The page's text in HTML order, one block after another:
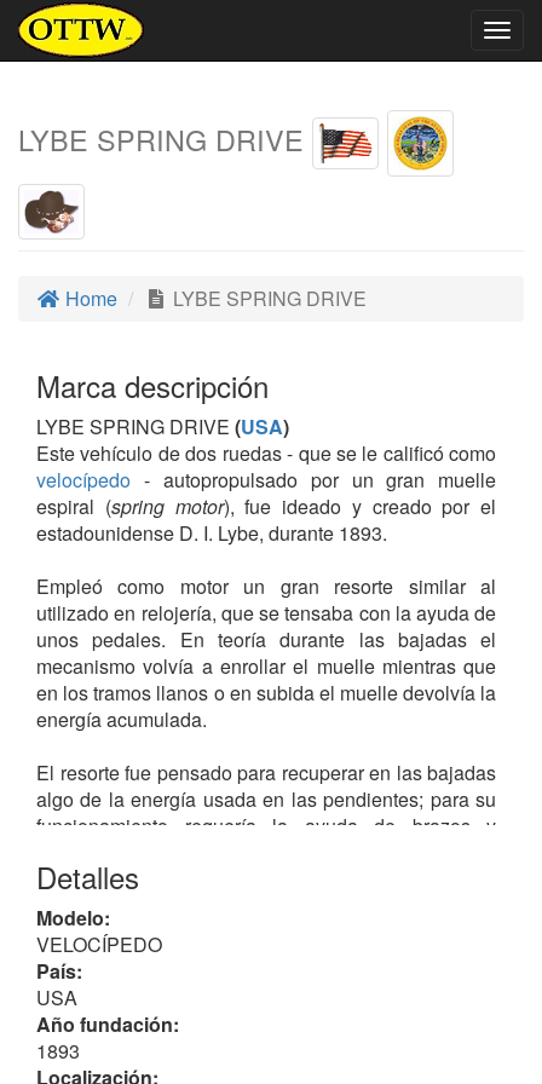
LYBE SPRING DRIVE
Home LYBE SPRING DRIVE
Marca descripción
LYBE SPRING DRIVE (USA)
Este vehículo de dos ruedas - que se le calificó como
velocípedo - autopropulsado por un gran muelle
espiral (spring motor), fue ideado y creado por el
estadounidense D. I. Lybe, durante 1893.
Empleó como motor un gran resorte similar al
utilizado en relojería, que se tensaba con la ayuda de
unos pedales. En teoría durante las bajadas el
mecanismo volvía a enrollar el muelle mientras que
en los tramos llanos o en subida el muelle devolvía la
energía acumulada.
El resorte fue pensado para recuperar en las bajadas
algo de la energía usada en las pendientes; para su
funcionamiento requería la ayuda de brazos y
Su inventor, D. Lybe, con sede en el pueblo de
Sidney, Iowa, basaba su diseño en el placer de
realizar ejercicio mientras disfrutaba de las ventajas
de la "velocidad". Se supone que pudo haber
alcanzado la velocidad de 48.8 km/h (!) según la
publicidad de la época) sobre una distancia de 700
m, y que después tenía que ser rebobinado (el
Detalles
Modelo:
VELOCÍPEDO
País:
USA
Año fundación:
1893
Localización: